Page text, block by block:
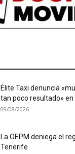
Élite Taxi denuncia
tan poco resultado» en
09/08/2026
La OEPM deniega el
Tenerife